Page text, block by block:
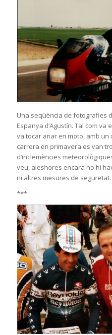
Una seqüència de fotografies
Espanya d’Agustín. Tal com
va tocar anar en moto, amb un
carrera en primavera es van
d’inclemències
veu, aleshores encara no hi
ni altres mesures de seguretat.
***